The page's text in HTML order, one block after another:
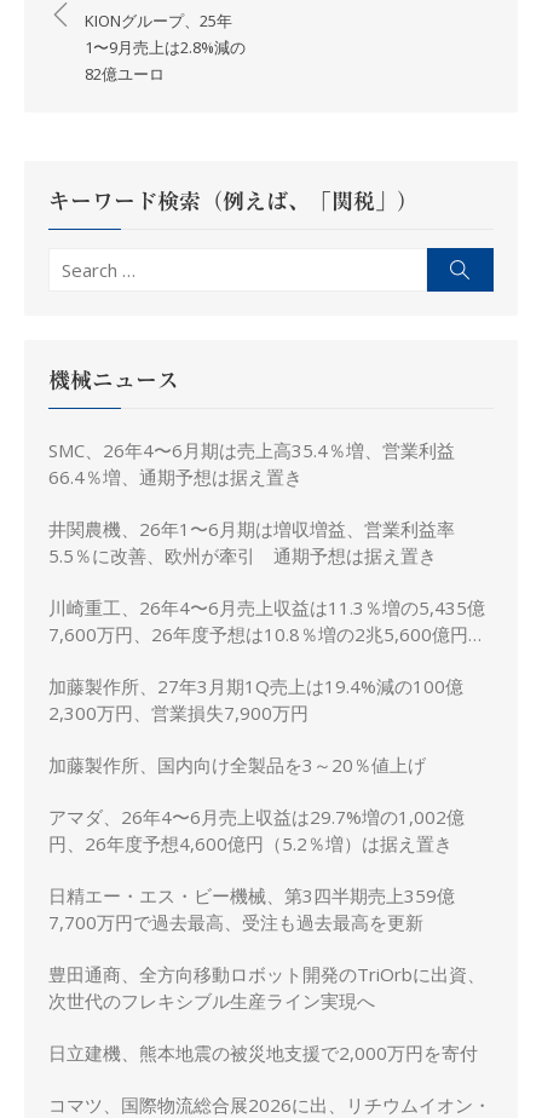
稿
シ
ョ
KIONグループ、25年
1〜9月売上は2.8%減の
82億ユーロ
キーワード検索（例えば、「関税」）
Search
機械ニュース
SMC、26年4〜6月期は売上高35.4％増、営業利益
66.4％増、通期予想は据え置き
井関農機、26年1〜6月期は増収増益、営業利益率
5.5％に改善、欧州が牽引 通期予想は据え置き
川崎重工、26年4〜6月売上収益は11.3％増の5,435億
7,600万円、26年度予想は10.8％増の2兆5,600億円に
加藤製作所、27年3月期1Q売上は19.4%減の100億
2,300万円、営業損失7,900万円
加藤製作所、国内向け全製品を3～20％値上げ
アマダ、26年4〜6月売上収益は29.7%増の1,002億
円、26年度予想4,600億円（5.2％増）は据え置き
日精エー・エス・ビー機械、第3四半期売上359億
7,700万円で過去最高、受注も過去最高を更新
豊田通商、全方向移動ロボット開発のTriOrbに出資、
次世代のフレキシブル生産ライン実現へ
日立建機、熊本地震の被災地支援で2,000万円を寄付
コマツ、国際物流総合展2026に出、リチウムイオン・